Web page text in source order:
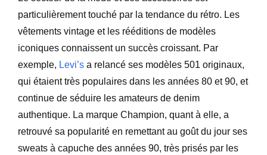
particulièrement touché par la tendance du rétro. Les
vêtements vintage et les rééditions de modèles
iconiques connaissent un succès croissant. Par
exemple, Levi’s a relancé ses modèles 501 originaux,
qui étaient très populaires dans les années 80 et 90, et
continue de séduire les amateurs de denim
authentique. La marque Champion, quant à elle, a
retrouvé sa popularité en remettant au goût du jour ses
sweats à capuche des années 90, très prisés par les